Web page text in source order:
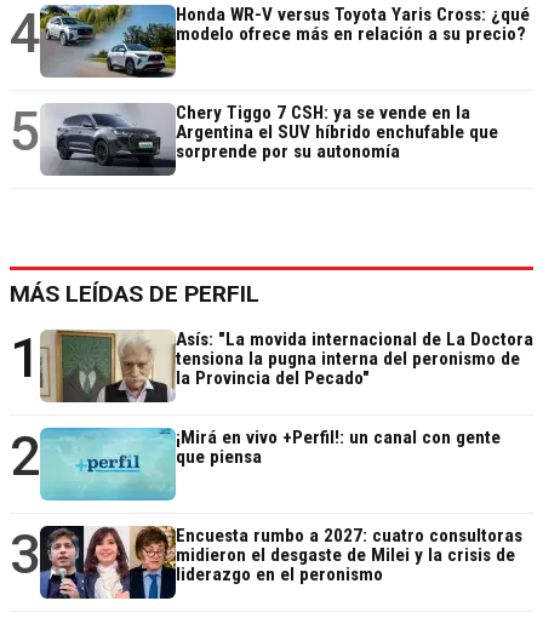
4
Honda WR-V versus Toyota Yaris Cross: ¿qué
modelo ofrece más en relación a su precio?
5
Chery Tiggo 7 CSH: ya se vende en la
Argentina el SUV híbrido enchufable que
sorprende por su autonomía
MÁS LEÍDAS DE PERFIL
1
Asís: "La movida internacional de La Doctora
tensiona la pugna interna del peronismo de
la Provincia del Pecado"
2
¡Mirá en vivo +Perfil!: un canal con gente
que piensa
3
Encuesta rumbo a 2027: cuatro consultoras
midieron el desgaste de Milei y la crisis de
liderazgo en el peronismo